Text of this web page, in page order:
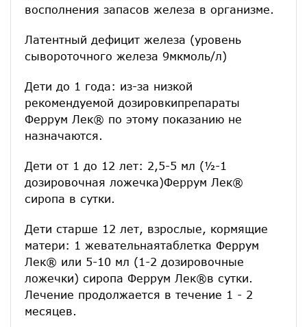
восполнения запасов железа в организме.
Латентный дефицит железа (уровень
сывороточного железа 9мкмоль/л)
Дети до 1 года: из-за низкой
рекомендуемой дозировкипрепараты
Феррум Лек® по этому показанию не
назначаются.
Дети от 1 до 12 лет: 2,5-5 мл (½-1
дозировочная ложечка)Феррум Лек®
сиропа в сутки.
Дети старше 12 лет, взрослые, кормящие
матери: 1 жевательнаятаблетка Феррум
Лек® или 5-10 мл (1-2 дозировочные
ложечки) сиропа Феррум Лек®в сутки.
Лечение продолжается в течение 1 - 2
месяцев.